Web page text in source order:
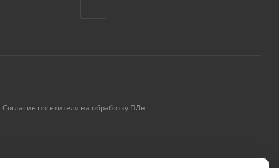
Согласие посетителя на обработку ПДн